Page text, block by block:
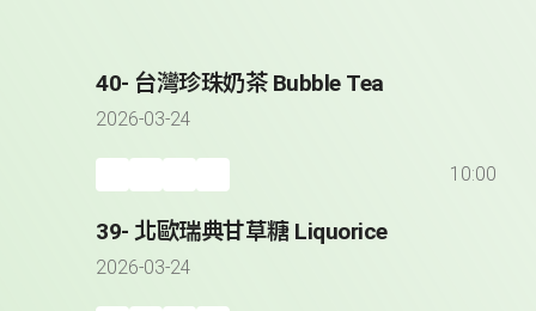
40- 台灣珍珠奶茶 Bubble Tea
2026-03-24
10:00
39- 北歐瑞典甘草糖 Liquorice
2026-03-24